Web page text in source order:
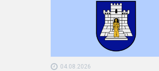
04.08.2026